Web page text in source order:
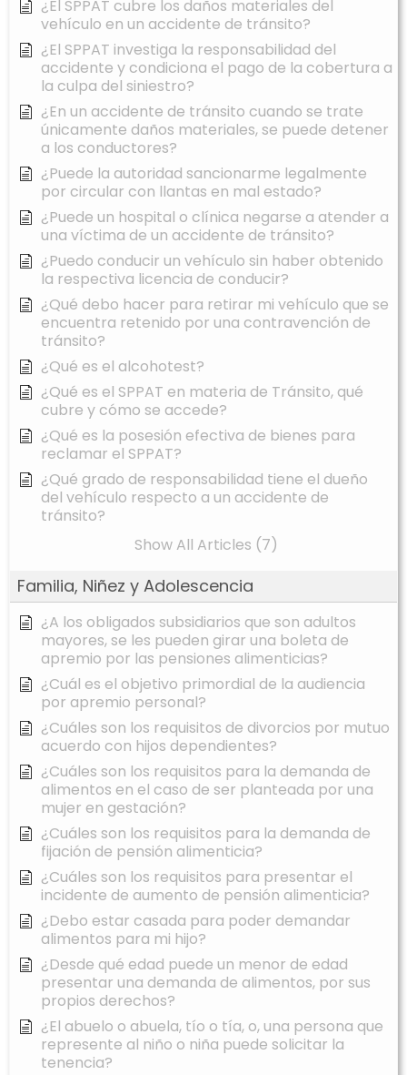
¿El SPPAT cubre los daños materiales del
vehículo en un accidente de tránsito?
¿El SPPAT investiga la responsabilidad del
accidente y condiciona el pago de la cobertura a
la culpa del siniestro?
¿En un accidente de tránsito cuando se trate
únicamente daños materiales, se puede detener
a los conductores?
¿Puede la autoridad sancionarme legalmente
por circular con llantas en mal estado?
¿Puede un hospital o clínica negarse a atender a
una víctima de un accidente de tránsito?
¿Puedo conducir un vehículo sin haber obtenido
la respectiva licencia de conducir?
¿Qué debo hacer para retirar mi vehículo que se
encuentra retenido por una contravención de
tránsito?
¿Qué es el alcohotest?
¿Qué es el SPPAT en materia de Tránsito, qué
cubre y cómo se accede?
¿Qué es la posesión efectiva de bienes para
reclamar el SPPAT?
¿Qué grado de responsabilidad tiene el dueño
del vehículo respecto a un accidente de
tránsito?
Show All Articles (7)
Familia, Niñez y Adolescencia
¿A los obligados subsidiarios que son adultos
mayores, se les pueden girar una boleta de
apremio por las pensiones alimenticias?
¿Cuál es el objetivo primordial de la audiencia
por apremio personal?
¿Cuáles son los requisitos de divorcios por mutuo
acuerdo con hijos dependientes?
¿Cuáles son los requisitos para la demanda de
alimentos en el caso de ser planteada por una
mujer en gestación?
¿Cuáles son los requisitos para la demanda de
fijación de pensión alimenticia?
¿Cuáles son los requisitos para presentar el
incidente de aumento de pensión alimenticia?
¿Debo estar casada para poder demandar
alimentos para mi hijo?
¿Desde qué edad puede un menor de edad
presentar una demanda de alimentos, por sus
propios derechos?
¿El abuelo o abuela, tío o tía, o, una persona que
represente al niño o niña puede solicitar la
tenencia?